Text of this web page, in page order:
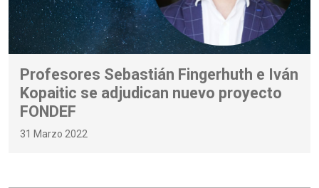
Profesores Sebastián Fingerhuth e Iván
Kopaitic se adjudican nuevo proyecto
FONDEF
31 Marzo 2022